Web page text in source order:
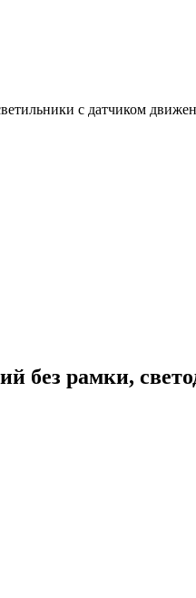
с датчиком
рамки,